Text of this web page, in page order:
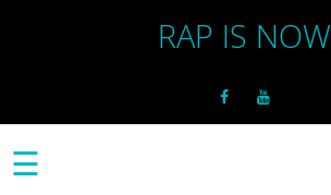
RAP IS NOW
☰